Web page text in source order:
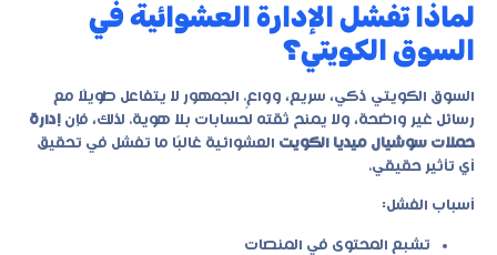
لماذا تفشل الإدارة العشوائية في
السوق الكويتي؟
السوق الكويتي ذكي، سريع، وواعٍ. الجمهور لا يتفاعل طويلًا مع
رسائل غير واضحة، ولا يمنح ثقته لحسابات بلا هوية. لذلك، فإن إدارة
حملات سوشيال ميديا الكويت العشوائية غالبًا ما تفشل في تحقيق
أي تأثير حقيقي.
أسباب الفشل:
تشبع المحتوى في المنصات